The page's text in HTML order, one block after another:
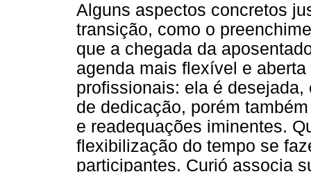
Alguns aspectos concretos
transição, como o
que a chegada da
agenda mais flexível e
profissionais: ela é
de dedicação, porém
e readequações iminentes.
flexibilização do tempo se
participantes. Curió associa